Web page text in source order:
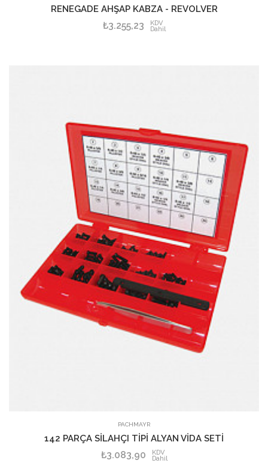
RENEGADE AHŞAP KABZA - REVOLVER
₺3.255,23 KDV
Dahil
SEPETE EKLE
PACHMAYR
142 PARÇA SİLAHÇI TİPİ ALYAN VİDA SETİ
₺3.083,90 KDV
Dahil